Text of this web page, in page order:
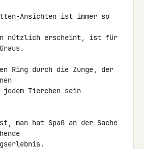
Ansichten ist immer so
nützlich erscheint, ist für
Ring durch die Zunge, der
Tierchen sein
man hat Spaß an der Sache